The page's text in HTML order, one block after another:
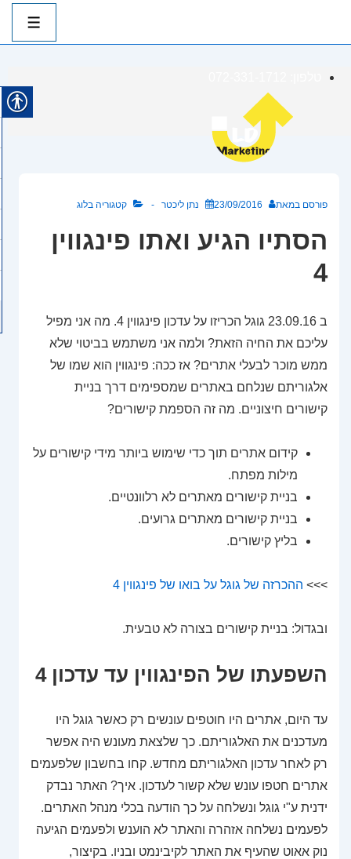
ניווט
דלג
פורסם במאת 23/09/2016 נתן ליכטר קטגוריה בלוג
הסתיו הגיע ואתו פינגווין
4
ב 23.09.16 גוגל הכריזו על עדכון פינגווין 4. מה אני מפיל
עליכם את החיה הזאת? ולמה אני משתמש בביטוי שלא
ממש מוכר לבעלי אתרים? אז ככה: פינגווין הוא שמו של
אלגוריתם שנלחם באתרים שמספימים דרך בניית
קישורים חיצוניים. מה זה הספמת קישורים?
קידום אתרים תוך כדי שימוש ביותר מידי קישורים על
מילות מפתח.
בניית קישורים מאתרים לא רלוונטיים.
בניית קישורים מאתרים גרועים.
בליץ קישורים.
>>> ההכרזה של גוגל על בואו של פינגווין 4
ובגדול: בניית קישורים בצורה לא טבעית.
השפעתו של הפינגווין עד עדכון 4
עד היום, אתרים היו חוטפים עונשים רק כאשר גוגל היו
מעדכנים את האלגוריתם. כך שלצאת מעונש היה אפשר
רק לאחר עדכון האלגוריתם מחדש. קחו בחשבון שלפעמים
אתרים חטפו עונש שלא קשור לעדכון. איך? האתר נבדק
ידנית ע"י גוגל ונשלחה על כך הודעה בכלי מנהל האתרים.
לפעמים נשלחה אזהרה והאתר לא הוענש ולפעמים הגיעה
נוק אאוט שהעיף את האתר לקיבינמט ובניו. בקיצור,